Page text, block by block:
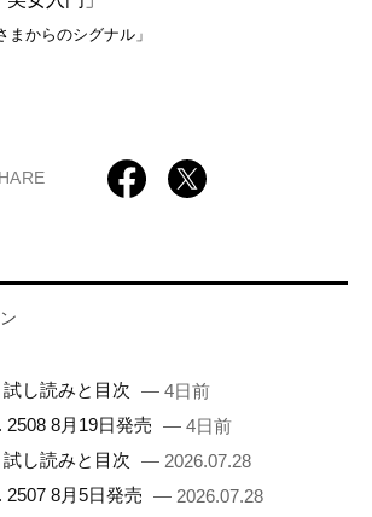
まからのシグナル」
し読みと目次 — 4日前
2508 8月19日発売 — 4日前
し読みと目次 — 2026.07.28
2507 8月5日発売 — 2026.07.28